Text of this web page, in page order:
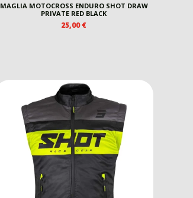
MAGLIA MOTOCROSS ENDURO SHOT DRAW
PRIVATE RED BLACK
25,00€